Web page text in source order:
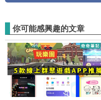
你可能感興趣的文章